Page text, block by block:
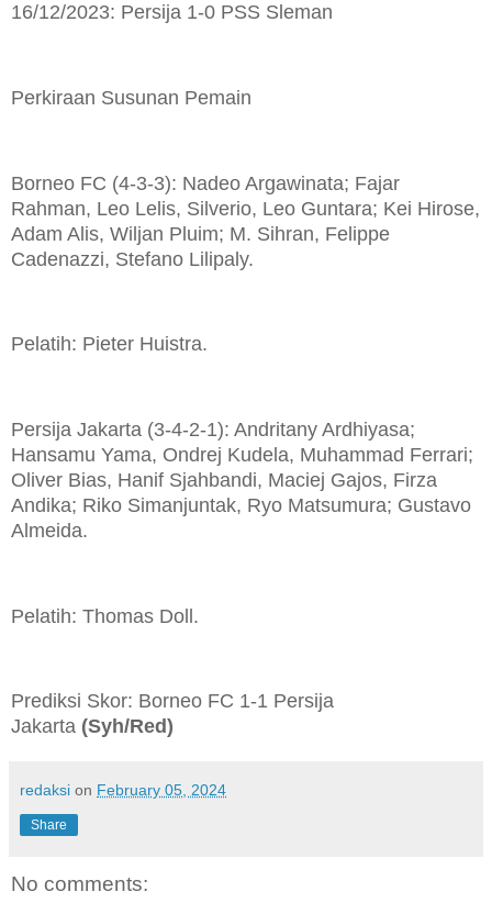
16/12/2023: Persija 1-0 PSS Sleman
Perkiraan Susunan Pemain
Borneo FC (4-3-3): Nadeo Argawinata; Fajar
Rahman, Leo Lelis, Silverio, Leo Guntara; Kei Hirose,
Adam Alis, Wiljan Pluim; M. Sihran, Felippe
Cadenazzi, Stefano Lilipaly.
Pelatih: Pieter Huistra.
Persija Jakarta (3-4-2-1): Andritany Ardhiyasa;
Hansamu Yama, Ondrej Kudela, Muhammad Ferrari;
Oliver Bias, Hanif Sjahbandi, Maciej Gajos, Firza
Andika; Riko Simanjuntak, Ryo Matsumura; Gustavo
Almeida.
Pelatih: Thomas Doll.
Prediksi Skor: Borneo FC 1-1 Persija
Jakarta (Syh/Red)
redaksi on February 05, 2024
Share
No comments: